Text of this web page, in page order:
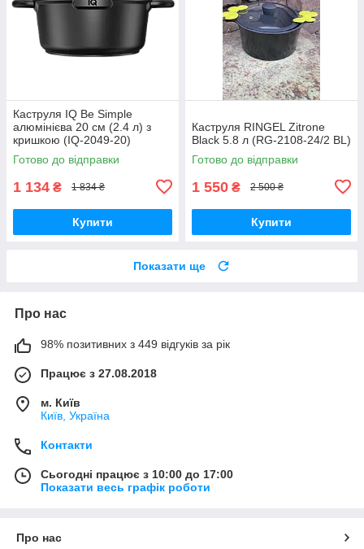
Каструля IQ Be Simple
алюмінієва 20 см (2.4 л) з
кришкою (IQ-2049-20)
Готово до відправки
1 134 ₴ 1 834 ₴
Купити
Каструля RINGEL Zitrone
Black 5.8 л (RG-2108-24/2 BL)
Готово до відправки
1 550 ₴ 2 500 ₴
Купити
Показати ще
Про нас
98% позитивних з 449 відгуків за рік
Працює з 27.08.2018
м. Київ
Київ, Україна
Контакти
Сьогодні працює з 10:00 до 17:00
Показати весь графік роботи
Про нас